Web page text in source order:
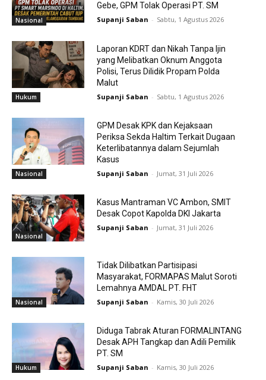
Nasional
Gebe, GPM Tolak Operasi PT. SM
Supanji Saban - Sabtu, 1 Agustus 2026
Hukum
Laporan KDRT dan Nikah Tanpa Ijin
yang Melibatkan Oknum Anggota
Polisi, Terus Dilidik Propam Polda
Malut
Supanji Saban - Sabtu, 1 Agustus 2026
Nasional
GPM Desak KPK dan Kejaksaan
Periksa Sekda Haltim Terkait Dugaan
Keterlibatannya dalam Sejumlah
Kasus
Supanji Saban - Jumat, 31 Juli 2026
Nasional
Kasus Mantraman VC Ambon, SMIT
Desak Copot Kapolda DKI Jakarta
Supanji Saban - Jumat, 31 Juli 2026
Nasional
Tidak Dilibatkan Partisipasi
Masyarakat, FORMAPAS Malut Soroti
Lemahnya AMDAL PT. FHT
Supanji Saban - Kamis, 30 Juli 2026
Hukum
Diduga Tabrak Aturan FORMALINTANG
Desak APH Tangkap dan Adili Pemilik
PT. SM
Supanji Saban - Kamis, 30 Juli 2026